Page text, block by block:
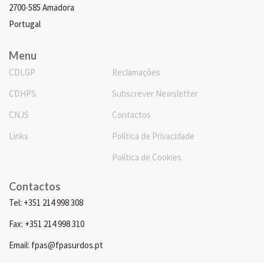
2700-585 Amadora
Portugal
Menu
CDLGP
CDHPS
CNJS
Links
Reclamações
Subscrever Newsletter
Contactos
Política de Privacidade
Política de Cookies
Contactos
Tel: +351 214 998 308
Fax: +351 214 998 310
Email: fpas@fpasurdos.pt